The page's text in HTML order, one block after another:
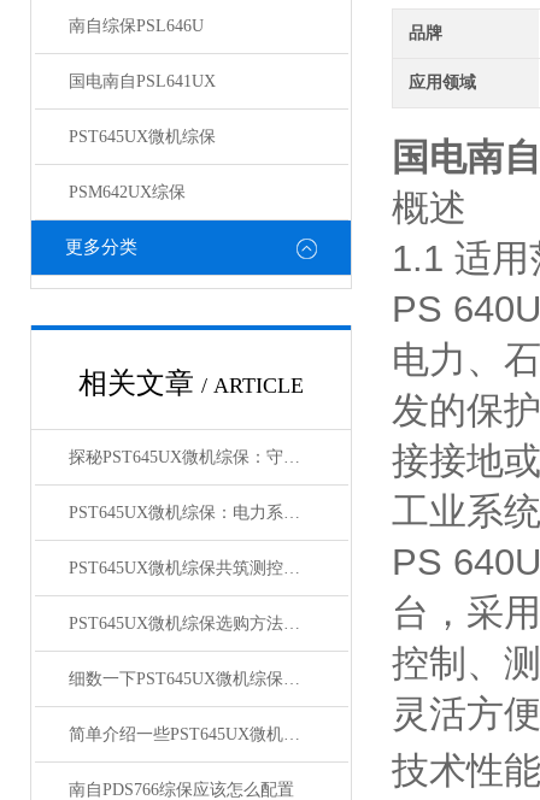
南自综保PSL646U
国电南自PSL641UX
PST645UX微机综保
PSM642UX综保
更多分类
相关文章 / ARTICLE
探秘PST645UX微机综保：守护电网稳定的关键设备
PST645UX微机综保：电力系统安全的智能守护者
PST645UX微机综保共筑测控装置防护之墙
PST645UX微机综保选购方法有什么
细数一下PST645UX微机综保有哪些优点
简单介绍一些PST645UX微机综保具有哪些功能
南自PDS766综保应该怎么配置
品牌
应用领域
国电南
概述
1.1 适用
PS
电力、
发的保
接接地
工业系
PS
台，采
控制、
灵活方
技术性